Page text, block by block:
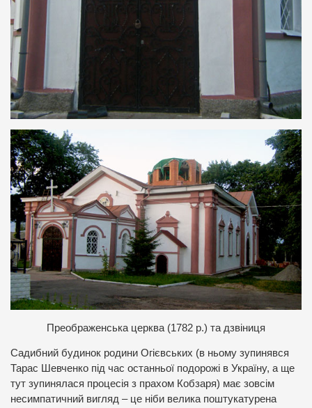
Преображенська церква (1782 р.) та дзвіниця
Садибний будинок родини Огієвських (в ньому зупинявся
Тарас Шевченко під час останньої подорожі в Україну, а ще
тут зупинялася процесія з прахом Кобзаря) має зовсім
несимпатичний вигляд – це ніби велика поштукатурена